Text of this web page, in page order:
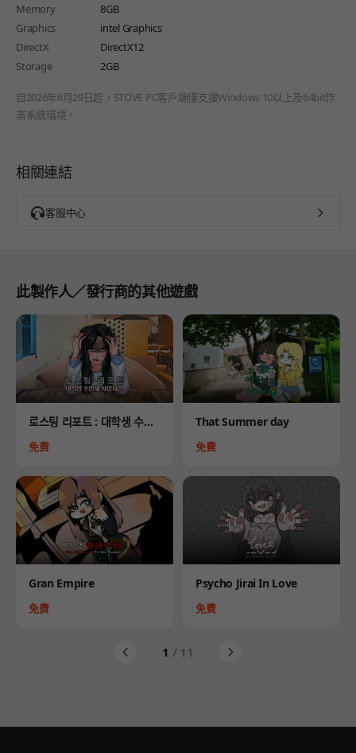
Memory
8GB
Graphics
intel Graphics
DirectX
DirectX12
Storage
2GB
自2026年6月29日起，STOVE PC客戶端僅支援Windows 10以上及64bit作
業系統環境。
相關連結
客服中心
此製作人／發行商的其他遊戲
Product
로스팅 리포트 : 대학생 수면
제 사망사건
Price
免費
Product
That Summer day
Price
免費
Product
Gran Empire
Price
免費
Product
Psycho Jirai In Love
Price
免費
1 / 11